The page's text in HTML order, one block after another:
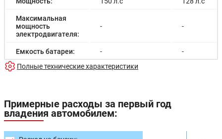
Максимальная
мощность
электродвигателя:
- -
Емкость батареи: - -
Запас хода на
Время зарядки
(быстрая):
-
Разгон до 100км/
Полные технические характеристики
Примерные расходы за первый год
владения автомобилем: